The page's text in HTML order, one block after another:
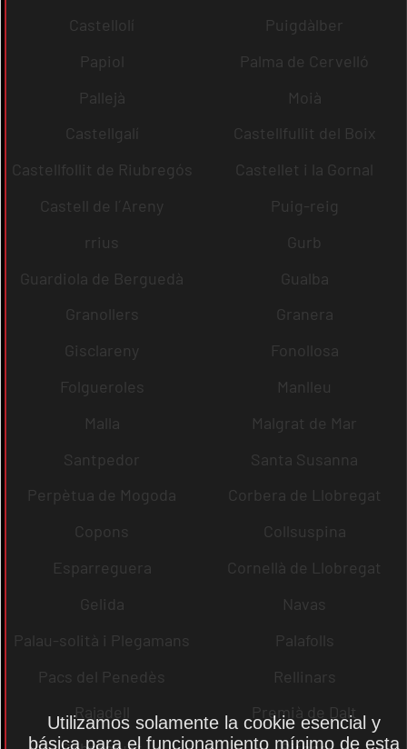
Castellolí
Puigdàlber
Papiol
Palma de Cervelló
Pallejà
Moià
Castellgalí
Castellfullit del Boix
Castellfollit de Riubregós
Castellet i la Gornal
Castell de l´Areny
Puig-reig
rrius
Gurb
Guardiola de Berguedà
Gualba
Granollers
Granera
Gisclareny
Fonollosa
Folgueroles
Manlleu
Malla
Malgrat de Mar
Santpedor
Santa Susanna
Perpètua de Mogoda
Corbera de Llobregat
Copons
Collsuspina
Esparreguera
Cornellà de Llobregat
Gelida
Navas
Palau-solità i Plegamans
Palafolls
Pacs del Penedès
Rellinars
Rajadell
Premià de Dalt
Utilizamos solamente la cookie esencial y
básica para el funcionamiento mínimo de esta